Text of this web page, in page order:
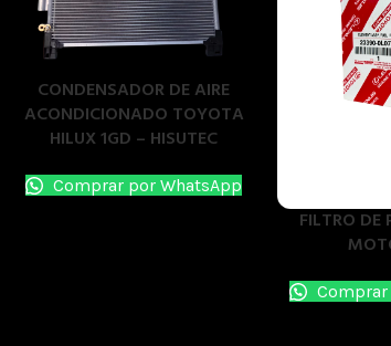
CONDENSADOR DE AIRE
ACONDICIONADO TOYOTA
HILUX 1GD – HISUTEC
Comprar por WhatsApp
FILTRO DE